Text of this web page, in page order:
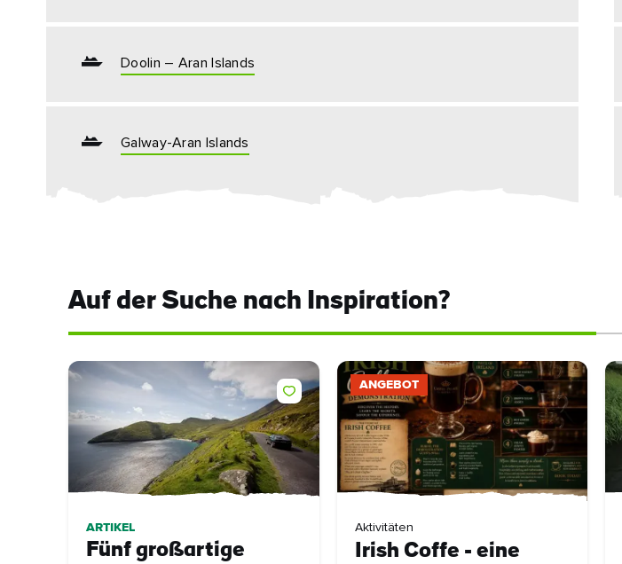
Doolin – Aran Islands
Galway-Aran Islands
Auf der Suche nach Inspiration?
ARTIKEL
Fünf großartige
ANGEBOT
Aktivitäten
Irish Coffe - eine